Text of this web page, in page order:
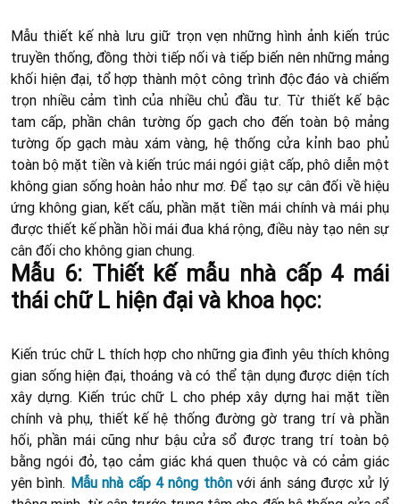
Mẫu thiết kế nhà lưu giữ trọn vẹn những hình ảnh kiến trúc
truyền thống, đồng thời tiếp nối và tiếp biến nên những mảng
khối hiện đại, tổ hợp thành một công trình độc đáo và chiếm
trọn nhiều cảm tình của nhiều chủ đầu tư. Từ thiết kế bậc
tam cấp, phần chân tường ốp gạch cho đến toàn bộ mảng
tường ốp gạch màu xám vàng, hệ thống cửa kỉnh bao phủ
toàn bộ mặt tiền và kiến trúc mái ngói giật cấp, phô diễn một
không gian sống hoàn hảo như mơ. Để tạo sự cân đối về hiệu
ứng không gian, kết cấu, phần mặt tiền mái chính và mái phụ
được thiết kế phần hồi mái đua khá rộng, điều này tạo nên sự
cân đối cho không gian chung.
Mẫu 6: Thiết kế mẫu nhà cấp 4 mái
thái chữ L hiện đại và khoa học:
Kiến trúc chữ L thích hợp cho những gia đình yêu thích không
gian sống hiện đại, thoáng và có thể tận dụng được diện tích
xây dựng. Kiến trúc chữ L cho phép xây dựng hai mặt tiền
chính và phụ, thiết kế hệ thống đường gờ trang trí và phần
hối, phần mái cũng như bậu cửa sổ được trang trí toàn bộ
bằng ngói đỏ, tạo cảm giác khá quen thuộc và có cảm giác
yên bình. Mẫu nhà cấp 4 nông thônvới ánh sáng được xử lý